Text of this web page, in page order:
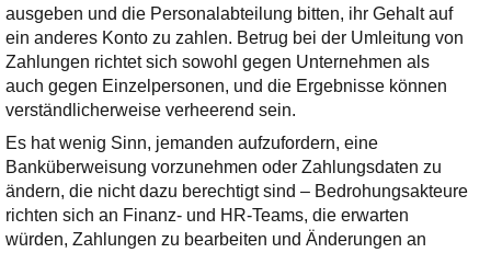
ausgeben und die Personalabteilung bitten, ihr Gehalt auf
ein anderes Konto zu zahlen. Betrug bei der Umleitung von
Zahlungen richtet sich sowohl gegen Unternehmen als
auch gegen Einzelpersonen, und die Ergebnisse können
verständlicherweise verheerend sein.
Es hat wenig Sinn, jemanden aufzufordern, eine
Banküberweisung vorzunehmen oder Zahlungsdaten zu
ändern, die nicht dazu berechtigt sind – Bedrohungsakteure
richten sich an Finanz- und HR-Teams, die erwarten
würden, Zahlungen zu bearbeiten und Änderungen an